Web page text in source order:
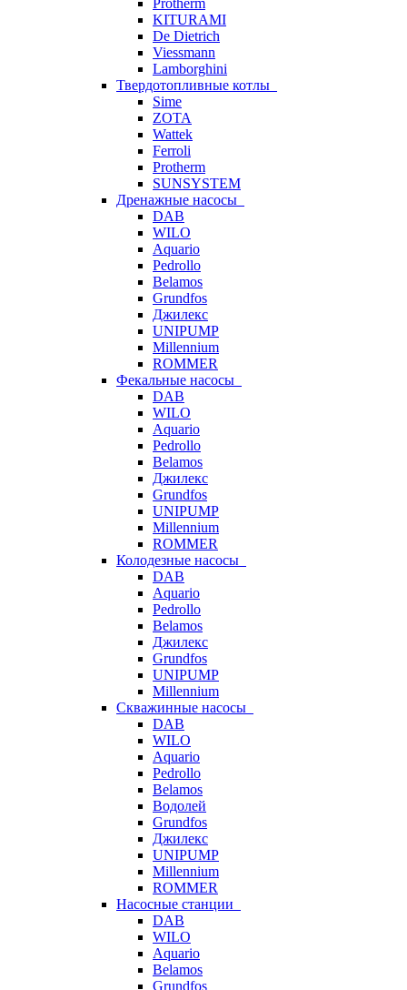
Protherm
KITURAMI
De Dietrich
Viessmann
Lamborghini
Твердотопливные котлы
Sime
ZOTA
Wattek
Ferroli
Protherm
SUNSYSTEM
Дренажные насосы
DAB
WILO
Aquario
Pedrollo
Belamos
Grundfos
Джилекс
UNIPUMP
Millennium
ROMMER
Фекальные насосы
DAB
WILO
Aquario
Pedrollo
Belamos
Джилекс
Grundfos
UNIPUMP
Millennium
ROMMER
Колодезные насосы
DAB
Aquario
Pedrollo
Belamos
Джилекс
Grundfos
UNIPUMP
Millennium
Скважинные насосы
DAB
WILO
Aquario
Pedrollo
Belamos
Водолей
Grundfos
Джилекс
UNIPUMP
Millennium
ROMMER
Насосные станции
DAB
WILO
Aquario
Belamos
Grundfos